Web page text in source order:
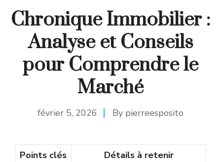
Chronique Immobilier :
Analyse et Conseils
pour Comprendre le
Marché
février 5, 2026 By pierreesposito
Points clés Détails à retenir